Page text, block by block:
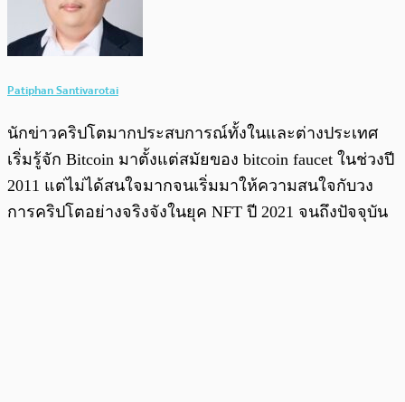
Patiphan Santivarotai
นักข่าวคริปโตมากประสบการณ์ทั้งในและต่างประเทศ
เริ่มรู้จัก Bitcoin มาตั้งแต่สมัยของ bitcoin faucet ในช่วงปี
2011 แต่ไม่ได้สนใจมากจนเริ่มมาให้ความสนใจกับวง
การคริปโตอย่างจริงจังในยุค NFT ปี 2021 จนถึงปัจจุบัน